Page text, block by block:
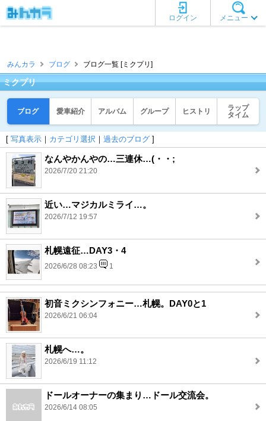
メニュー
ログイン
みんカラ ブログ ブログ一覧 [ミクプリ]
ミクプリ
ブログ 愛車紹介 アルバム グループ ヒストリ
ラップ
タイム
[ 写真表示 ｜ カテゴリ選択 ｜ 過去のブログ ]
なんやかんやの…三連休…(・・;
2026/7/20 21:20
近い…マジカルミライ…。
2026/7/12 19:57
札幌遠征…DAY3・4
2026/6/28 08:23 1
初音ミクシンフォニー…札幌。DAY0と1
2026/6/21 06:04
札幌へ…。
2026/6/19 11:12
ドールオーナーの集まり…ドール交流会。
2026/6/14 08:05